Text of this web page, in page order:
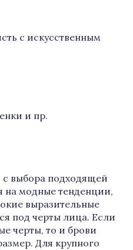
с искусственным
и пр.
с выбора подходящей
модные тенденции,
выразительные
под черты лица. Если
черты, то и брови
Для крупного